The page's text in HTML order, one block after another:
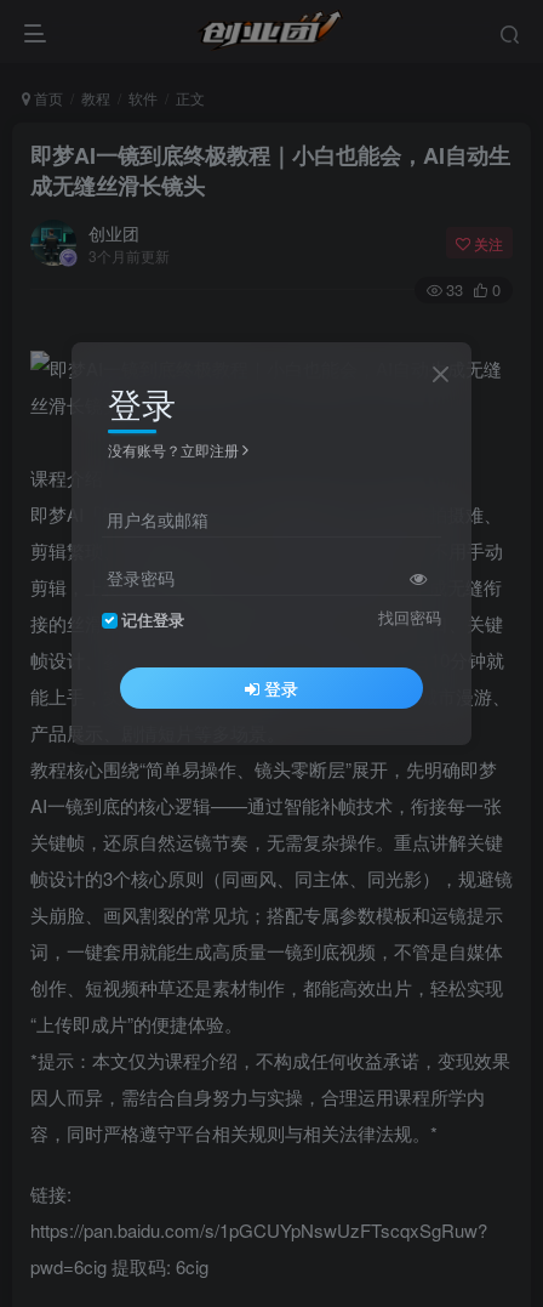
首页 教程 软件 正文
即梦AI一镜到底终极教程｜小白也能会，AI自动生
成无缝丝滑长镜头
创业团
3个月前更新
关注
33 0
课程介绍
即梦AI「智能多帧」功能，彻底解决新手一镜到底拍摄难、
剪辑繁琐、镜头断层的痛点，无需专业拍摄设备、不用手动
剪辑，上传关键帧就能让AI自动补全过渡动画，生成无缝衔
接的丝滑长镜头。本教程聚焦实操落地，从功能入口、关键
帧设计、参数设置到提示词技巧，全程拆解，小白10分钟就
能上手，实测适配Seedance全版本，覆盖国风、城市漫游、
产品展示、剧情短片等多场景。
教程核心围绕“简单易操作、镜头零断层”展开，先明确即梦
AI一镜到底的核心逻辑——通过智能补帧技术，衔接每一张
关键帧，还原自然运镜节奏，无需复杂操作。重点讲解关键
帧设计的3个核心原则（同画风、同主体、同光影），规避镜
头崩脸、画风割裂的常见坑；搭配专属参数模板和运镜提示
词，一键套用就能生成高质量一镜到底视频，不管是自媒体
创作、短视频种草还是素材制作，都能高效出片，轻松实现
“上传即成片”的便捷体验。
*提示：本文仅为课程介绍，不构成任何收益承诺，变现效果
因人而异，需结合自身努力与实操，合理运用课程所学内
容，同时严格遵守平台相关规则与相关法律法规。*
链接:
https://pan.baidu.com/s/1pGCUYpNswUzFTscqxSgRuw?
pwd=6cig 提取码: 6cig
登录
没有账号？立即注册
用户名或邮箱
登录密码
记住登录 找回密码
登录